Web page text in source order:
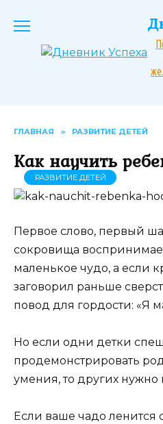
ГЛАВНАЯ » РАЗВИТИЕ ДЕТЕЙ
Как научить
РАЗВИТИЕ ДЕТЕЙ
Первое слово, первый
сокровища
маленькое чудо, а если
заговорил раньше
повод для гордости: «Я
Но если одни детки
продемонстрировать
умения, то других нужно
Если ваше чадо ленится